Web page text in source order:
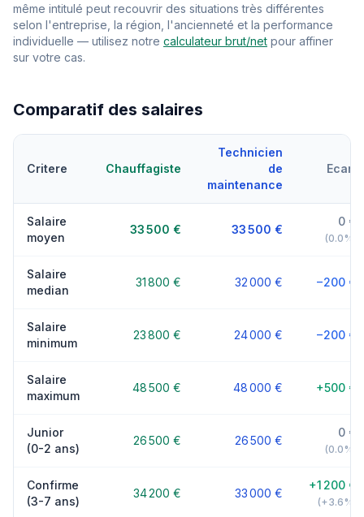
même intitulé peut recouvrir des situations très différentes
selon l'entreprise, la région, l'ancienneté et la performance
individuelle — utilisez notre calculateur brut/net pour affiner
sur votre cas.
Comparatif des salaires
Critere Chauffagiste
Technicien
de
maintenance
Ecart
Salaire
moyen
33 500 € 33 500 €
0 €
(0.0%)
Salaire
median
31 800 € 32 000 € −200 €
Salaire
minimum
23 800 € 24 000 € −200 €
Salaire
maximum
48 500 € 48 000 € +500 €
Junior
(0-2 ans)
26 500 € 26 500 €
0 €
(0.0%)
Confirme
(3-7 ans)
34 200 € 33 000 €
+1 200 €
(+3.6%)